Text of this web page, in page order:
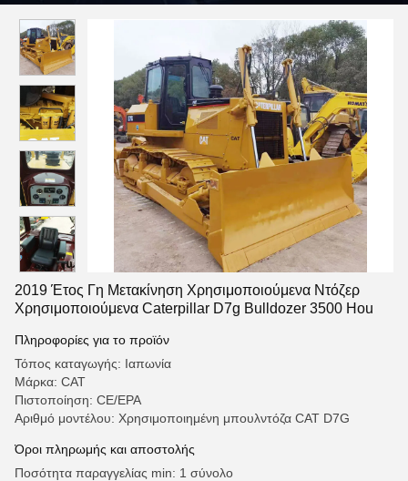
2019 Έτος Γη Μετακίνηση Χρησιμοποιούμενα Ντόζερ
Χρησιμοποιούμενα Caterpillar D7g Bulldozer 3500 Hou
Πληροφορίες για το προϊόν
Τόπος καταγωγής: Ιαπωνία
Μάρκα: CAT
Πιστοποίηση: CE/EPA
Αριθμό μοντέλου: Χρησιμοποιημένη μπουλντόζα CAT D7G
Όροι πληρωμής και αποστολής
Ποσότητα παραγγελίας min: 1 σύνολο